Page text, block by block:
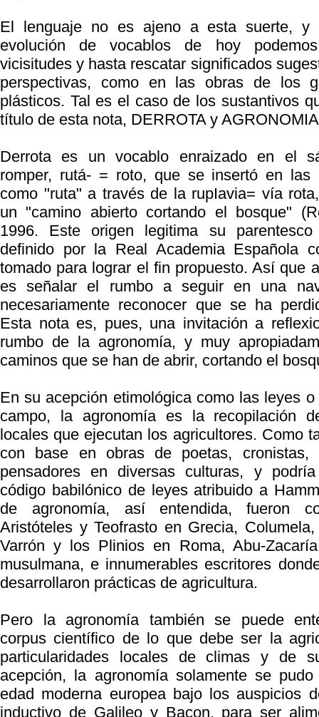
El lenguaje no es ajeno a esta suerte, y
evolución de vocablos de hoy
vicisitudes y hasta rescatar significados
perspectivas, como en las obras de los
plásticos. Tal es el caso de los sustantivos
título de esta nota, DERROTA y
Derrota es un vocablo enraizado en el
romper, rutá- = roto, que se insertó en las
como "ruta" a través de la rupIavia= vía
un "camino abierto cortando el bosque"
1996. Este origen legitima su
definido por la Real Academia Española
tomado para lograr el fin propuesto. Así que
es señalar el rumbo a seguir en una
necesariamente reconocer que se ha
Esta nota es, pues, una invitación a
rumbo de la agronomía, y muy
caminos que se han de abrir, cortando el
En su acepción etimológica como las leyes
campo, la agronomía es la recopilación
locales que ejecutan los agricultores. Como
con base en obras de poetas, cronistas,
pensadores en diversas culturas, y
código babilónico de leyes atribuido a
de agronomía, así entendida, fueron
Aristóteles y Teofrasto en Grecia,
Varrón y los Plinios en Roma, Abu-
musulmana, e innumerables escritores
desarrollaron prácticas de agricultura.
Pero la agronomía también se puede
corpus científico de lo que debe ser la
particularidades locales de climas y de
acepción, la agronomía solamente se
edad moderna europea bajo los auspicios
inductivo de Galileo y Bacon, para ser